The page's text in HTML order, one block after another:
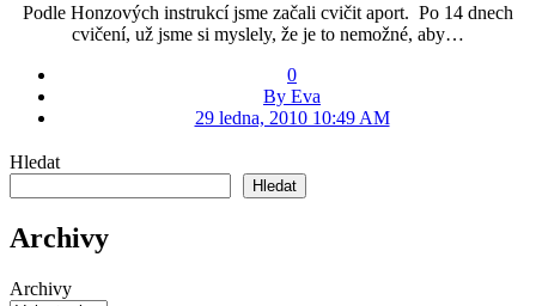
Podle Honzových instrukcí jsme začali cvičit aport. Po 14 dnech
cvičení, už jsme si myslely, že je to nemožné, aby…
0
By Eva
29 ledna, 2010 10:49 AM
Hledat
Hledat
Archivy
Archivy